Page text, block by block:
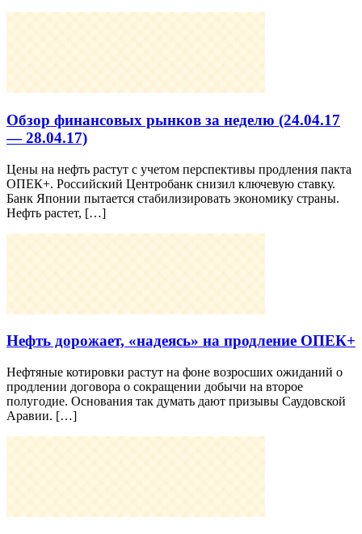
Обзор финансовых рынков за неделю (24.04.17
— 28.04.17)
Цены на нефть растут с учетом перспективы продления пакта
ОПЕК+. Российский Центробанк снизил ключевую ставку.
Банк Японии пытается стабилизировать экономику страны.
Нефть растет, […]
Нефть дорожает, «надеясь» на продление ОПЕК+
Нефтяные котировки растут на фоне возросших ожиданий о
продлении договора о сокращении добычи на второе
полугодие. Основания так думать дают призывы Саудовской
Аравии. […]